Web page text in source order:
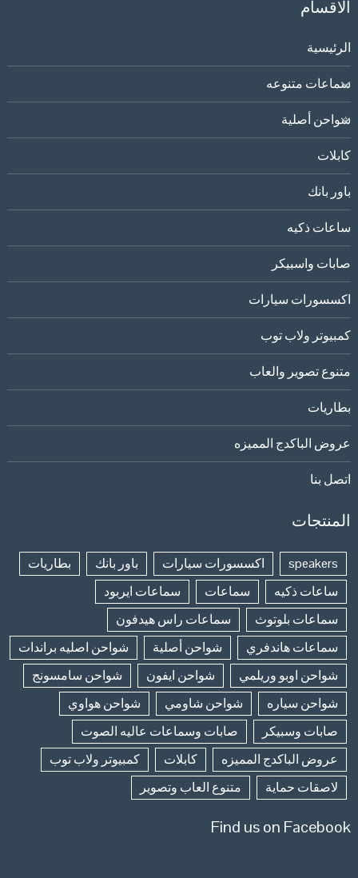
الاقسام
الرئيسية
سماعات متنوعه
شواحن أصلية
كابلات
باور بانك
ساعات ذكيه
صابات واسبيكر
اكسسورات سيارات
كمبيوتر ولاب توب
متنوع تصوير والعاب
بطاريات
عروض الباكدج المميزه
اتصل بنا
المنتجات
speakers اكسسورات سيارات باور بانك
بطاريات
ساعات ذكيه
سماعات
سماعات ايربود
سماعات بلوتوث
سماعات راس هيدفون
سماعات هاندفري
شواحن أصلية
شواحن اصليه براندات
شواحن اوبو وريلمي
شواحن ايفون
شواحن سامسونج
شواحن سياره
شواحن شاومي
شواحن هواوي
صابات وسبيكر
صابات وسماعات عاليه الصوت
عروض الباكدج المميزه
كابلات
كمبيوتر ولاب توب
لاصقات حماية
متنوع العاب وتصوير
Find us on Facebook